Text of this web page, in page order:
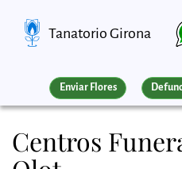
Tanatorio Girona
Enviar Flores
Centros